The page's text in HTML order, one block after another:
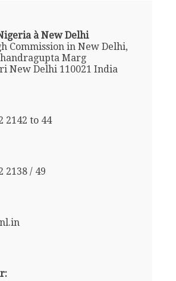
à New Delhi
Commission in New Delhi,
Marg
New Delhi 110021 India
2142 to 44
2138 / 49